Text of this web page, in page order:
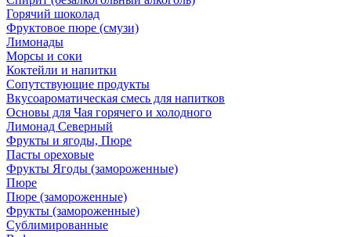
Горячий шоколад
Фруктовое пюре (смузи)
Лимонады
Морсы и соки
Коктейли и напитки
Сопутствующие продукты
Вкусоароматическая смесь для напитков
Основы для Чая горячего и холодного
Лимонад Северный
Фрукты и ягоды, Пюре
Пасты ореховые
Фрукты Ягоды (замороженные)
Пюре
Пюре (замороженные)
Фрукты (замороженные)
Сублимированные